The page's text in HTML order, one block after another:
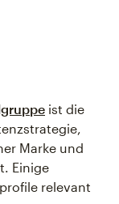
ist die
Marke und
Einige
relevant